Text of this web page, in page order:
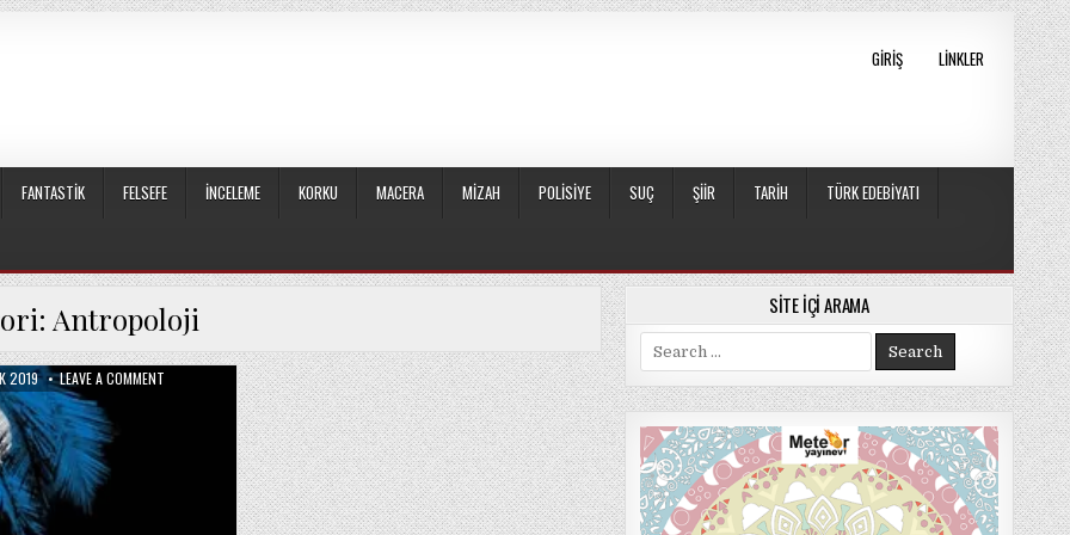
GIRIŞ LINKLER
FANTASTIK FELSEFE İNCELEME KORKU MACERA MIZAH POLISIYE SUÇ ŞIIR TARIH TÜRK EDEBIYATI
Antropoloji
2019 LEAVE A COMMENT
TOPLUMLARDA
SITE İÇI ARAMA
Search
for: